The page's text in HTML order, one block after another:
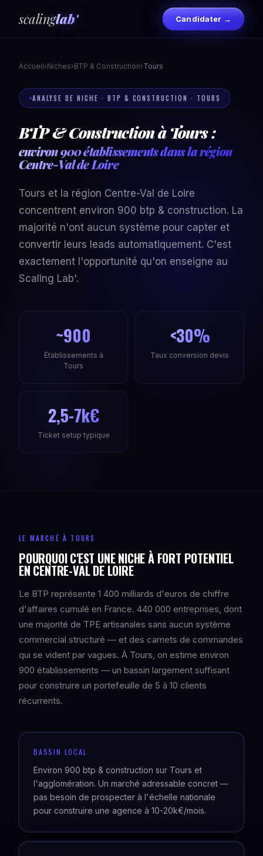
scalinglab' Candidater →
Accueil›Niches›BTP & Construction›Tours
ANALYSE DE NICHE · BTP & CONSTRUCTION · TOURS
BTP & Construction à Tours :
environ 900 établissements dans la région
Centre-Val de Loire
Tours et la région Centre-Val de Loire
concentrent environ 900 btp & construction. La
majorité n'ont aucun système pour capter et
convertir leurs leads automatiquement. C'est
exactement l'opportunité qu'on enseigne au
Scaling Lab'.
~900
Établissements à
Tours
<30%
Taux conversion devis
2,5-7k€
Ticket setup typique
LE MARCHÉ À TOURS
POURQUOI C'EST UNE NICHE À FORT POTENTIEL
EN CENTRE-VAL DE LOIRE
Le BTP représente 1 400 milliards d'euros de chiffre
d'affaires cumulé en France. 440 000 entreprises, dont
une majorité de TPE artisanales sans aucun système
commercial structuré — et des carnets de commandes
qui se vident par vagues. À Tours, on estime environ
900 établissements — un bassin largement suffisant
pour construire un portefeuille de 5 à 10 clients
récurrents.
BASSIN LOCAL
Environ 900 btp & construction sur Tours et
l'agglomération. Un marché adressable concret —
pas besoin de prospecter à l'échelle nationale
pour construire une agence à 10-20k€/mois.